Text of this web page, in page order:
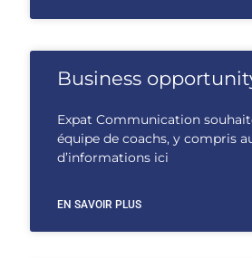
Business
Expat Communication
équipe de coachs, y compris
d’informations ici
EN SAVOIR PLUS